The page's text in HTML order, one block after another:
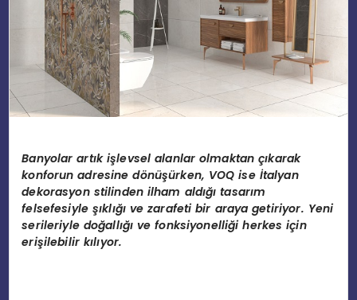
Banyolar artık işlevsel alanlar olmaktan çıkarak
konforun adresine dönüşürken, VOQ ise İtalyan
dekorasyon stilinden ilham aldığı tasarım
felsefesiyle şıklığı ve zarafeti bir araya getiriyor. Yeni
serileriyle doğallığı ve fonksiyonelliği herkes için
erişilebilir kılıyor.